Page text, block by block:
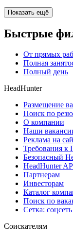
Показать ещё
Быстрые
От прямых
Полная
Полный день
HeadHunter
Размещение
Поиск по
О компании
Наши
Реклама на
Требования к
Безопасный
HeadHunter
Партнерам
Инвесторам
Каталог
Поиск по
Сетка:
Соискателям